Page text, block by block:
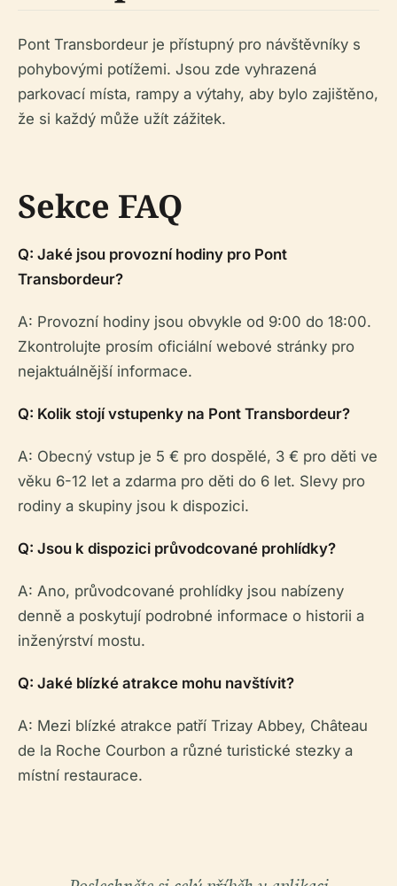
Pont Transbordeur je přístupný pro návštěvníky s
pohybovými potížemi. Jsou zde vyhrazená
parkovací místa, rampy a výtahy, aby bylo zajištěno,
že si každý může užít zážitek.
Sekce FAQ
Q: Jaké jsou provozní hodiny pro Pont
Transbordeur?
A: Provozní hodiny jsou obvykle od 9:00 do 18:00.
Zkontrolujte prosím oficiální webové stránky pro
nejaktuálnější informace.
Q: Kolik stojí vstupenky na Pont Transbordeur?
A: Obecný vstup je 5 € pro dospělé, 3 € pro děti ve
věku 6-12 let a zdarma pro děti do 6 let. Slevy pro
rodiny a skupiny jsou k dispozici.
Q: Jsou k dispozici průvodcované prohlídky?
A: Ano, průvodcované prohlídky jsou nabízeny
denně a poskytují podrobné informace o historii a
inženýrství mostu.
Q: Jaké blízké atrakce mohu navštívit?
A: Mezi blízké atrakce patří Trizay Abbey, Château
de la Roche Courbon a různé turistické stezky a
místní restaurace.